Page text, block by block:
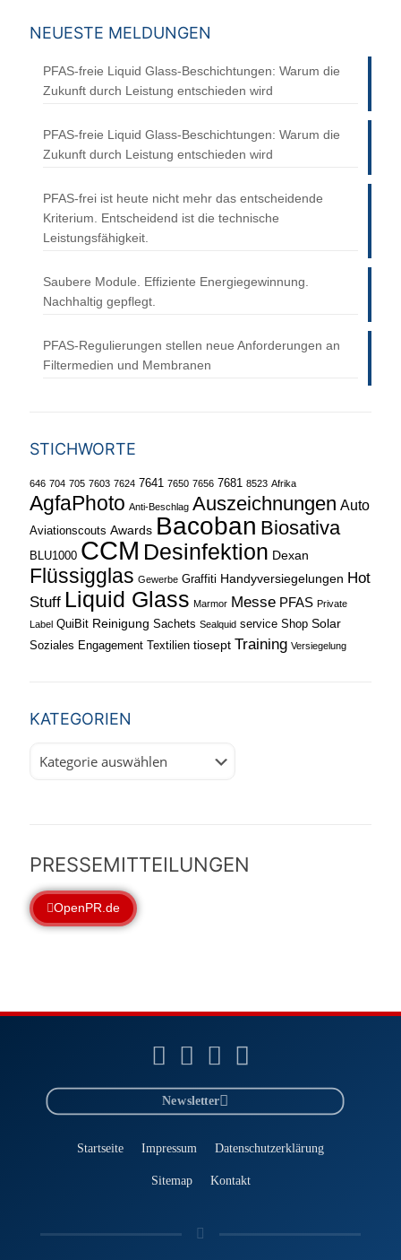
NEUESTE MELDUNGEN
PFAS-freie Liquid Glass-Beschichtungen: Warum die
Zukunft durch Leistung entschieden wird
PFAS-freie Liquid Glass-Beschichtungen: Warum die
Zukunft durch Leistung entschieden wird
PFAS-frei ist heute nicht mehr das entscheidende
Kriterium. Entscheidend ist die technische
Leistungsfähigkeit.
Saubere Module. Effiziente Energiegewinnung.
Nachhaltig gepflegt.
PFAS-Regulierungen stellen neue Anforderungen an
Filtermedien und Membranen
STICHWORTE
646 704 705 7603 7624 7641 7650 7656 7681 8523 Afrika
AgfaPhoto Anti-Beschlag Auszeichnungen Auto
Aviationscouts Awards Bacoban Biosativa
BLU1000 CCM Desinfektion Dexan
Flüssigglas Gewerbe Graffiti Handyversiegelungen Hot
Stuff Liquid Glass Marmor Messe PFAS Private
Label QuiBit Reinigung Sachets Sealquid service Shop Solar
Soziales Engagement Textilien tiosept Training Versiegelung
KATEGORIEN
PRESSEMITTEILUNGEN
OpenPR.de
Startseite Impressum Datenschutzerklärung
Sitemap Kontakt
Newsletter